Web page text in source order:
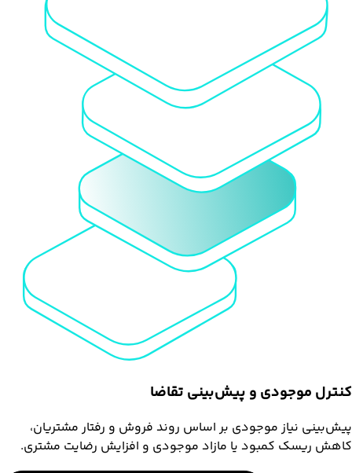
کنترل موجودی و پیش‌بینی تقاضا
پیش‌بینی نیاز موجودی بر اساس روند فروش و رفتار مشتریان،
کاهش ریسک کمبود یا مازاد موجودی و افزایش رضایت مشتری.